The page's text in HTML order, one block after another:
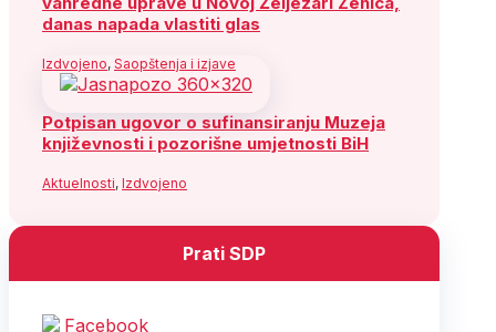
danas napada vlastiti glas
Izdvojeno, Saopštenja i izjave
Potpisan ugovor o sufinansiranju Muzeja
književnosti i pozorišne umjetnosti BiH
Aktuelnosti, Izdvojeno
Prati SDP
Facebook